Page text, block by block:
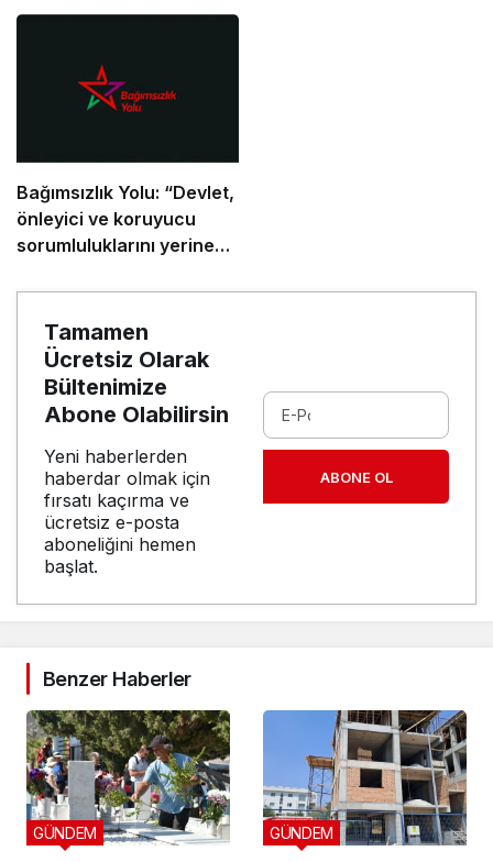
Bağımsızlık Yolu: “Devlet,
önleyici ve koruyucu
sorumluluklarını yerine
Tamamen
Ücretsiz Olarak
Bültenimize
Abone Olabilirsin
Yeni haberlerden
haberdar olmak için
fırsatı kaçırma ve
ücretsiz e-posta
aboneliğini hemen
başlat.
ABONE OL
Benzer Haberler
GÜNDEM GÜNDEM